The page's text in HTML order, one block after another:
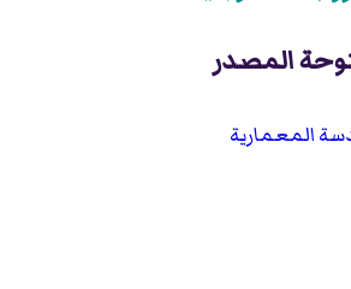
المصدر
المعمارية